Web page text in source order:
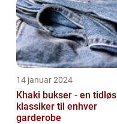
14 januar 2024
Khaki bukser - en tidløs
klassiker til enhver
garderobe